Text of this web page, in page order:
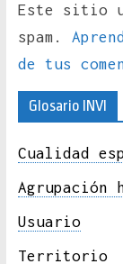
Este sitio
spam.
de tus
Glosario INVI
Cualidad
Agrupación
Usuario
Territorio